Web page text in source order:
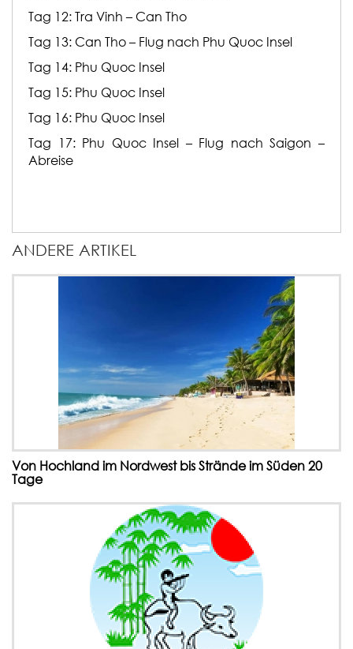
Tag 12: Tra Vinh – Can Tho
Tag 13: Can Tho – Flug nach Phu Quoc Insel
Tag 14: Phu Quoc Insel
Tag 15: Phu Quoc Insel
Tag 16: Phu Quoc Insel
Tag 17: Phu Quoc Insel – Flug nach Saigon –
Abreise
ANDERE ARTIKEL
Von Hochland im Nordwest bis Strände im Süden 20
Tage